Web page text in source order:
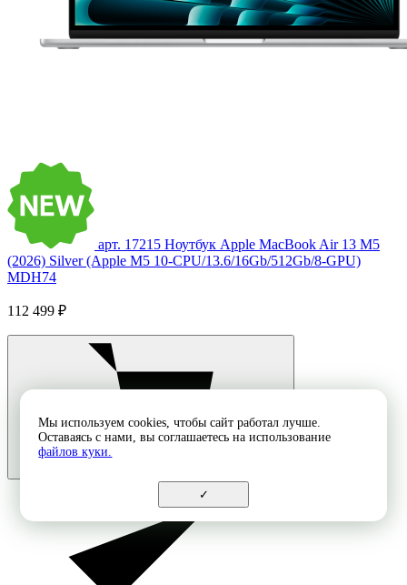
арт. 17215 Ноутбук Apple MacBook Air 13 M5
(2026) Silver (Apple M5 10-CPU/13.6/16Gb/512Gb/8-GPU)
MDH74
112 499 ₽
Мы используем cookies, чтобы сайт работал лучше.
Оставаясь с нами, вы соглашаетесь на использование
файлов куки.
✓